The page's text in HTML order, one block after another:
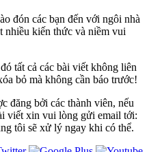
đón các bạn đến với ngôi nhà
nhiều kiến thức và niềm vui
tất cả các bài viết không liên
bỏ mà không cần báo trước!
đăng bởi các thành viên, nếu
viết xin vui lòng gửi email tới:
tôi sẽ xử lý ngay khi có thể.